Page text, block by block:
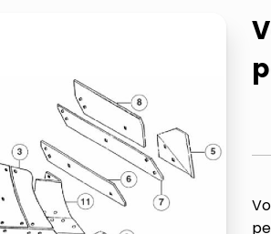
ombrelloni
lucidatrice pavimenti
italia independent occhiali sole 0703
pattumiera raccolta differenziata
crema funghi porcini tartufo